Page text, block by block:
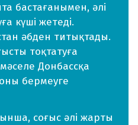
бастағанымен, әлі
күші жетеді.
әбден титықтады.
тоқтатуға
мәселе Донбассқа
бермеуге
соғыс әлі жарты